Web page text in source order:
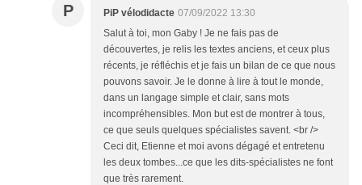
P PiP vélodidacte 07/09/2022 13:30
Salut à toi, mon Gaby ! Je ne fais pas de
découvertes, je relis les textes anciens, et ceux plus
récents, je réfléchis et je fais un bilan de ce que nous
pouvons savoir. Je le donne à lire à tout le monde,
dans un langage simple et clair, sans mots
incompréhensibles. Mon but est de montrer à tous,
ce que seuls quelques spécialistes savent. <br />
Ceci dit, Etienne et moi avons dégagé et entretenu
les deux tombes...ce que les dits-spécialistes ne font
que très rarement.